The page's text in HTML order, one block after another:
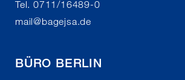
Tel. 0711/16489-0
mail@bagejsa.de
BÜRO BERLIN